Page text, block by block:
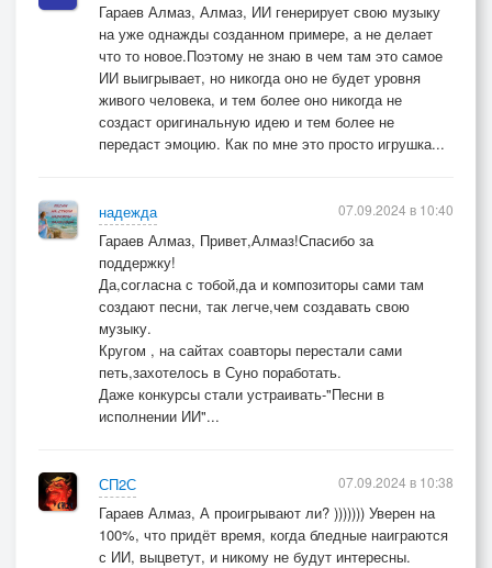
Гараев Алмаз, Алмаз, ИИ генерирует свою музыку
на уже однажды созданном примере, а не делает
что то новое.Поэтому не знаю в чем там это самое
ИИ выигрывает, но никогда оно не будет уровня
живого человека, и тем более оно никогда не
создаст оригинальную идею и тем более не
передаст эмоцию. Как по мне это просто игрушка...
надежда
Гараев Алмаз, Привет,Алмаз!Спасибо за
поддержку!
Да,согласна с тобой,да и композиторы сами там
создают песни, так легче,чем создавать свою
музыку.
Кругом , на сайтах соавторы перестали сами
петь,захотелось в Суно поработать.
Даже конкурсы стали устраивать-"Песни в
исполнении ИИ"...
07.09.2024 в 10:40
СП2С
Гараев Алмаз, А проигрывают ли? ))))))) Уверен на
100%, что придёт время, когда бледные наиграются
с ИИ, выцветут, и никому не будут интересны.
07.09.2024 в 10:38